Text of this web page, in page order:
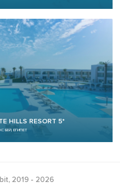
HILLS RESORT 5*
БЕЙ, ЕГИПЕТ
2019 - 2026